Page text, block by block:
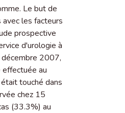
Le but de
les facteurs
prospective
d'urologie à
2007,
effectuée au
touché dans
chez 15
(33.3%) au